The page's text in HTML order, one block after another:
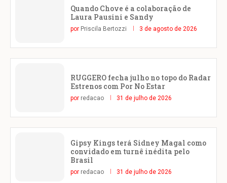
Quando Chove é a colaboração de
Laura Pausini e Sandy
por Priscila Bertozzi 3 de agosto de 2026
RUGGERO fecha julho no topo do Radar
Estrenos com Por No Estar
por redacao 31 de julho de 2026
Gipsy Kings terá Sidney Magal como
convidado em turnê inédita pelo
Brasil
por redacao 31 de julho de 2026